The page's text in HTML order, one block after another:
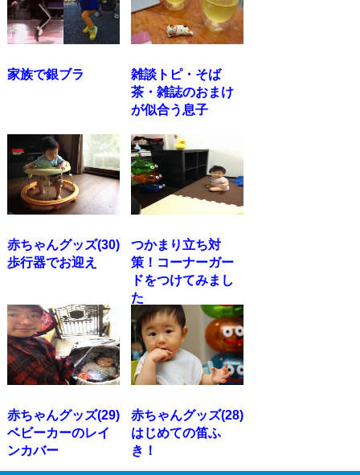
家族で銀ブラ
雑談トピ・そば
茶・雑誌のおまけ
が似合う息子
赤ちゃんグッズ(30)
歩行器でお迎え
つかまり立ち対
策！コーナーガー
ドをつけてみまし
た
赤ちゃんグッズ(29)
ベビーカーのレイ
ンカバー
赤ちゃんグッズ(28)
はじめての笛ふ
き！